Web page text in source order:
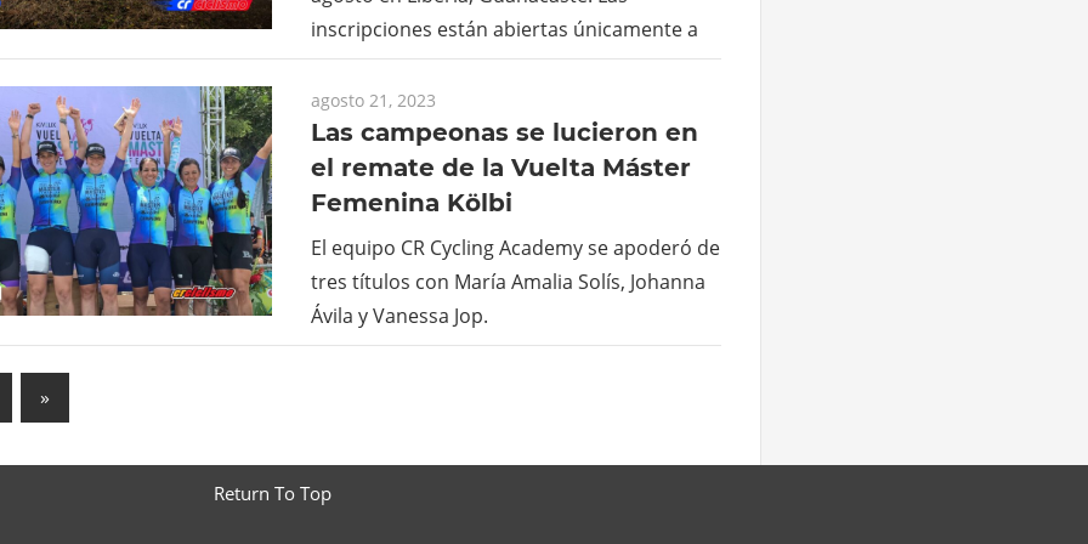
inscripciones están abiertas únicamente a
agosto 21, 2023
Las campeonas se lucieron en
el remate de la Vuelta Máster
Femenina Kölbi
El equipo CR Cycling Academy se apoderó de
tres títulos con María Amalia Solís, Johanna
Ávila y Vanessa Jop.
Next
Posts
»
Return To Top